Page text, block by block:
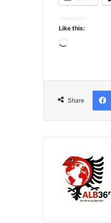
Like this:
Loading…
Share